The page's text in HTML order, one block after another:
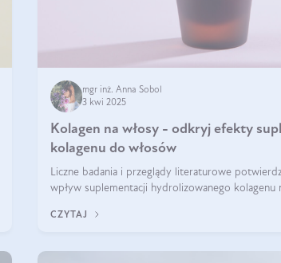
mgr inż. Anna Sobol
3 kwi 2025
Kolagen na włosy - odkryj efekty
kolagenu do włosów
Liczne badania i przeglądy literaturowe
wpływ suplementacji hydrolizowanego kolagenu
CZYTAJ